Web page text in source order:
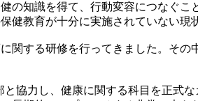
の知識を得て、行動変容につなぐこ
健教育が十分に実施されていない現
関する研修を行ってきました。そ
協力し、健康に関する科目を正式